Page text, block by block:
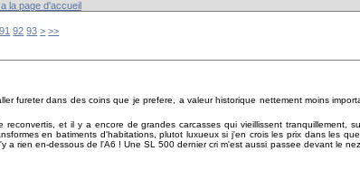
la page d'accueil
91 92 93 > >>
fureter dans des coins que je prefere, a valeur historique nettement moins
et il y a encore de grandes carcasses qui vieillissent tranquillement,
en batiments d'habitations, plutot luxueux si j'en crois les prix dans les
rien en-dessous de l'A6 ! Une SL 500 dernier cri m'est aussi passee devant le